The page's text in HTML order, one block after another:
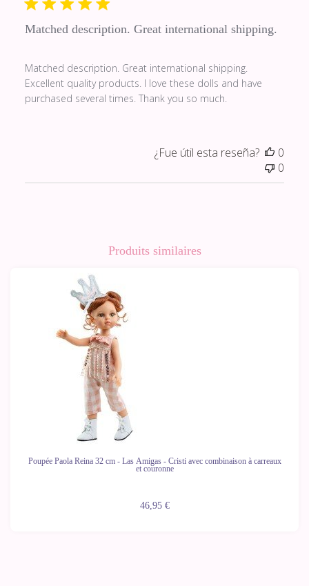
Matched description. Great international shipping.
Matched description. Great international shipping.
Excellent quality products. I love these dolls and have
purchased several times. Thank you so much.
¿Fue útil esta reseña?
0
0
Produits similaires
Poupée Paola Reina 32 cm - Las Amigas - Cristi avec combinaison à carreaux
et couronne
46,95 €